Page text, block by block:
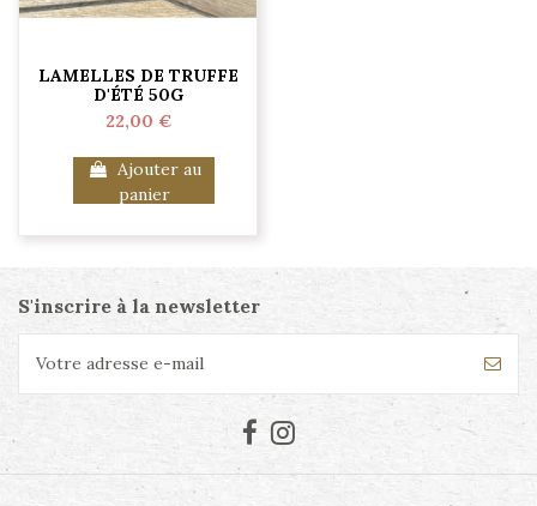
LAMELLES DE TRUFFE
D'ÉTÉ 50G
22,00 €
Ajouter au
panier
S'inscrire à la newsletter